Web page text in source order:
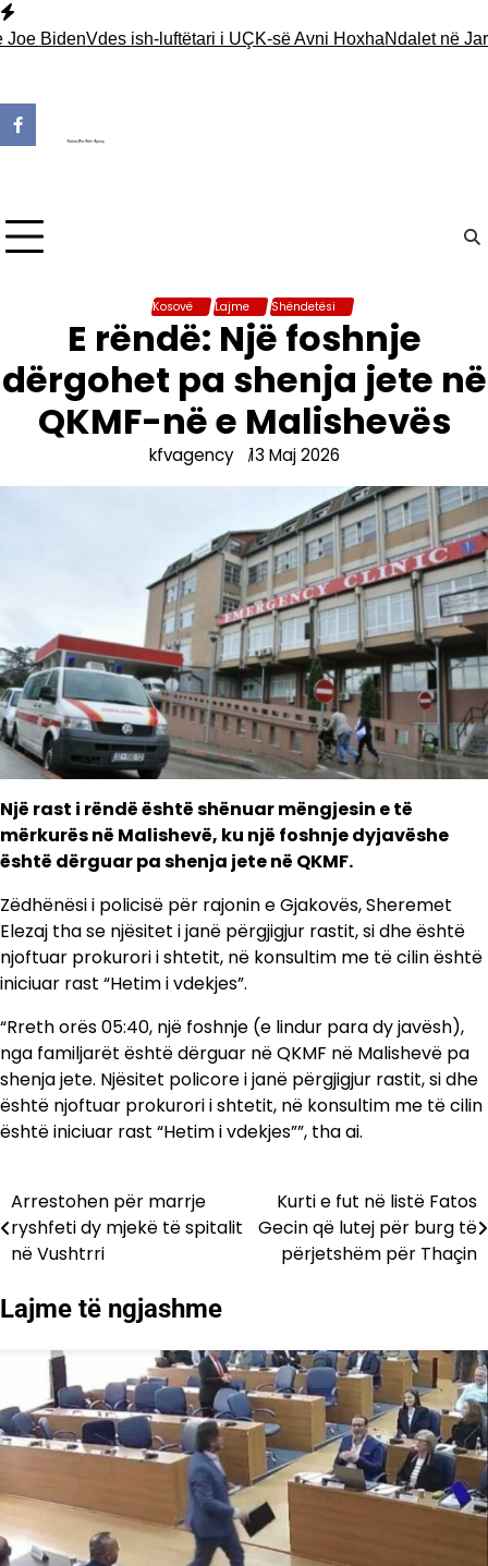
Skip
to
Vdes ish-luftëtari i UÇK-së Avni HoxhaNdalet në Jarinjë
Kosovë Lajme Shëndetësi
E rëndë: Një foshnje
dërgohet pa shenja jete në
QKMF-në e Malishevës
kfvagency 13 Maj 2026
Një rast i rëndë është shënuar mëngjesin e të
mërkurës në Malishevë, ku një foshnje dyjavëshe
është dërguar pa shenja jete në QKMF.
Zëdhënësi i policisë për rajonin e Gjakovës, Sheremet
Elezaj tha se njësitet i janë përgjigjur rastit, si dhe është
njoftuar prokurori i shtetit, në konsultim me të cilin është
iniciuar rast “Hetim i vdekjes”.
“Rreth orës 05:40, një foshnje (e lindur para dy javësh),
nga familjarët është dërguar në QKMF në Malishevë pa
shenja jete. Njësitet policore i janë përgjigjur rastit, si dhe
është njoftuar prokurori i shtetit, në konsultim me të cilin
është iniciuar rast “Hetim i vdekjes””, tha ai.
Lëvizje
te
Arrestohen për marrje
ryshfeti dy mjekë të spitalit
në Vushtrri
Kurti e fut në listë Fatos
Gecin që lutej për burg të
përjetshëm për Thaçin
Lajme të ngjashme